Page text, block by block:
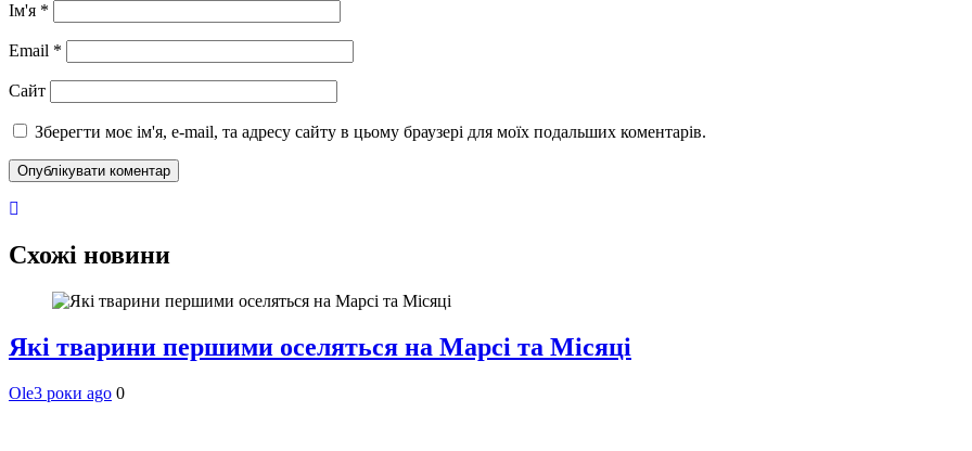
Ім'я *
Email *
Сайт
Зберегти моє ім'я, e-mail, та адресу сайту в цьому браузері для моїх подальших коментарів.
Схожі новини
Які тварини першими оселяться на Марсі та Місяці
Ole3 роки ago 0